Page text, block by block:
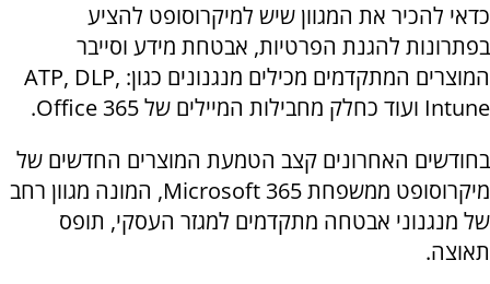
כדאי להכיר את המגוון שיש למיקרוסופט להציע
בפתרונות להגנת הפרטיות, אבטחת מידע וסייבר
המוצרים המתקדמים מכילים מנגנונים כגון: ATP, DLP,
Intune ועוד כחלק מחבילות המיילים של Office 365.
בחודשים האחרונים קצב הטמעת המוצרים החדשים של
מיקרוסופט ממשפחת Microsoft 365, המונה מגוון רחב
של מנגנוני אבטחה מתקדמים למגזר העסקי, תופס
תאוצה.